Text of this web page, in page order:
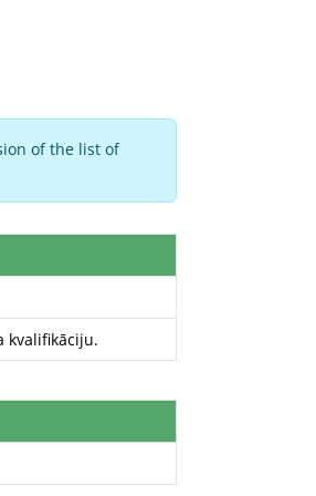
of the list of
kvalifikāciju.